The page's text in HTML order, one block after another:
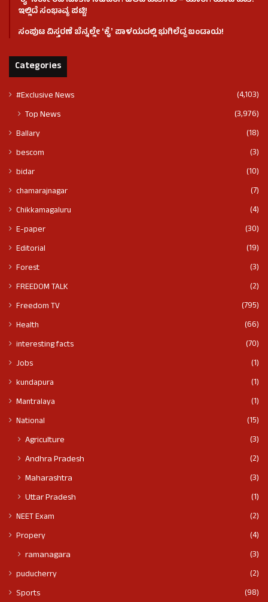
ಇಲ್ಲಿದೆ ಸಂಭಾವ್ಯ ಪಟ್ಟಿ!
ಸಂಪುಟ ವಿಸ್ತರಣೆ ಬೆನ್ನಲ್ಲೇ ʻಕೈʼ ಪಾಳಯದಲ್ಲಿ ಭುಗಿಲೆದ್ದ ಬಂಡಾಯ!
Categories
#Exclusive News (4,103)
Top News (3,976)
Ballary
(18)
bescom
(3)
bidar
(10)
chamarajnagar
(7)
Chikkamagaluru
(4)
E-paper
(30)
Editorial
(19)
Forest
(3)
FREEDOM TALK
(2)
Freedom TV
(795)
Health
(66)
interesting facts
(70)
Jobs
(1)
kundapura
(1)
Mantralaya
(1)
National
(15)
Agriculture
(3)
Andhra Pradesh
(2)
Maharashtra
(3)
Uttar Pradesh
(1)
NEET Exam
(2)
Propery
(4)
ramanagara (3)
puducherry
(2)
Sports
(98)